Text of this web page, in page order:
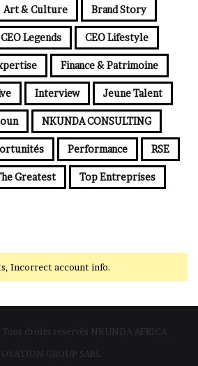
Art & Culture Brand Story
CEO Legends CEO Lifestyle
Finance & Patrimoine
Interview Jeune Talent
NKUNDA CONSULTING
Performance RSE
Greatest Top Entreprises
Incorrect account info.
droits réservés NKUNDA AFRICA
GROUP SARL